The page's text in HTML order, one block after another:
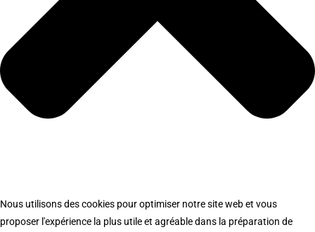
Nous utilisons des cookies pour optimiser notre site web et vous
proposer l'expérience la plus utile et agréable dans la préparation de